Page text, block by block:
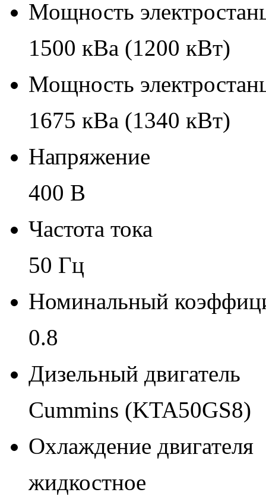
Мощность
1500 кВа (1200 кВт)
Мощность
1675 кВа (1340 кВт)
Напряжение
400 В
Частота тока
50 Гц
Номинальный
0.8
Дизельный двигатель
Cummins (KTA50GS8)
Охлаждение двигателя
жидкостное